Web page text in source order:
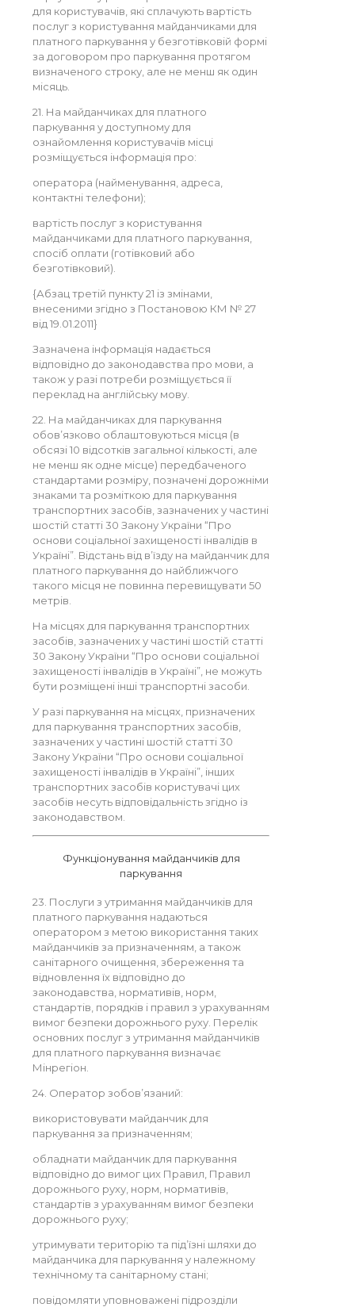
для користувачів, які сплачують вартість
послуг з користування майданчиками для
платного паркування у безготівковій формі
за договором про паркування протягом
визначеного строку, але не менш як один
місяць.
21. На майданчиках для платного
паркування у доступному для
ознайомлення користувачів місці
розміщується інформація про:
оператора (найменування, адреса,
контактні телефони);
вартість послуг з користування
майданчиками для платного паркування,
спосіб оплати (готівковий або
безготівковий).
{Абзац третій пункту 21 із змінами,
внесеними згідно з Постановою КМ № 27
від 19.01.2011}
Зазначена інформація надається
відповідно до законодавства про мови, а
також у разі потреби розміщується її
переклад на англійську мову.
22. На майданчиках для паркування
обов’язково облаштовуються місця (в
обсязі 10 відсотків загальної кількості, але
не менш як одне місце) передбаченого
стандартами розміру, позначені дорожніми
знаками та розміткою для паркування
транспортних засобів, зазначених у частині
шостій статті 30 Закону України “Про
основи соціальної захищеності інвалідів в
Україні”. Відстань від в’їзду на майданчик для
платного паркування до найближчого
такого місця не повинна перевищувати 50
метрів.
На місцях для паркування транспортних
засобів, зазначених у частині шостій статті
30 Закону України “Про основи соціальної
захищеності інвалідів в Україні”, не можуть
бути розміщені інші транспортні засоби.
У разі паркування на місцях, призначених
для паркування транспортних засобів,
зазначених у частині шостій статті 30
Закону України “Про основи соціальної
захищеності інвалідів в Україні”, інших
транспортних засобів користувачі цих
засобів несуть відповідальність згідно із
законодавством.
Функціонування майданчиків для
паркування
23. Послуги з утримання майданчиків для
платного паркування надаються
оператором з метою використання таких
майданчиків за призначенням, а також
санітарного очищення, збереження та
відновлення їх відповідно до
законодавства, нормативів, норм,
стандартів, порядків і правил з урахуванням
вимог безпеки дорожнього руху. Перелік
основних послуг з утримання майданчиків
для платного паркування визначає
Мінрегіон.
24. Оператор зобов’язаний:
використовувати майданчик для
паркування за призначенням;
обладнати майданчик для паркування
відповідно до вимог цих Правил, Правил
дорожнього руху, норм, нормативів,
стандартів з урахуванням вимог безпеки
дорожнього руху;
утримувати територію та під’їзні шляхи до
майданчика для паркування у належному
технічному та санітарному стані;
повідомляти уповноважені підрозділи